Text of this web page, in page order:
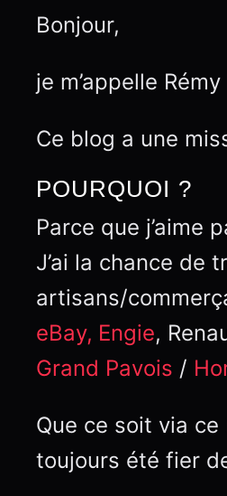
Bonjour,
je m’appelle
Ce blog a une
POURQUOI ?
Parce que j’aime
J’ai la chance de
artisans/
eBay, Engie,
Grand Pavois /
Que ce soit via
toujours été fier